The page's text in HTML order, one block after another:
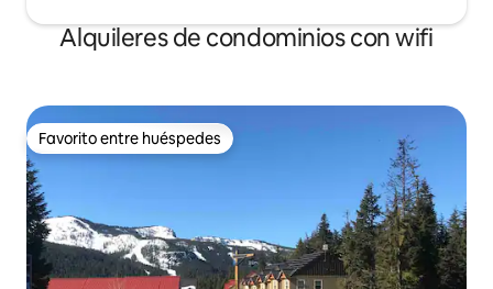
Alquileres de condominios con wifi
Favorito entre huéspedes
Favorito entre huéspedes